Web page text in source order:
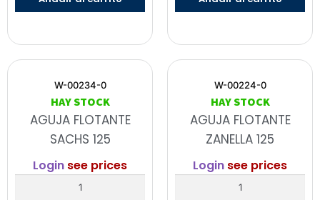
W-00234-0
HAY STOCK
AGUJA FLOTANTE
SACHS 125
Login see prices
W-00224-0
HAY STOCK
AGUJA FLOTANTE
ZANELLA 125
Login see prices